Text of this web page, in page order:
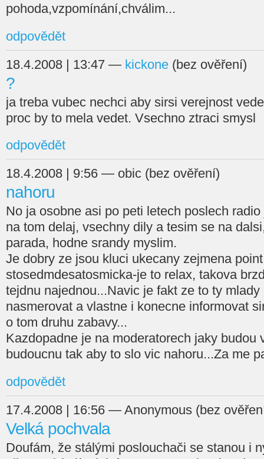
pohoda,vzpomínání,chválim...
odpovědět
18.4.2008 | 13:47 — kickone (bez ověření)
?
ja treba vubec nechci aby sirsi verejnost
proc by to mela vedet. Vsechno ztraci smysl
odpovědět
18.4.2008 | 9:56 — obic (bez ověření)
nahoru
No ja osobne asi po peti letech poslech
na tom delaj, vsechny dily a tesim se na
parada, hodne srandy myslim.
Je dobry ze jsou kluci ukecany zejmena
stosedmdesatosmicka-je to relax, takova
tejdnu najednou...Navic je fakt ze to ty
nasmerovat a vlastne i konecne informovat
o tom druhu zabavy...
Kazdopadne je na moderatorech jaky budou
budoucnu tak aby to slo vic nahoru...Za me
odpovědět
17.4.2008 | 16:56 — Anonymous (bez
Velká pochvala
Doufám, že stálými poslouchači se stanou i